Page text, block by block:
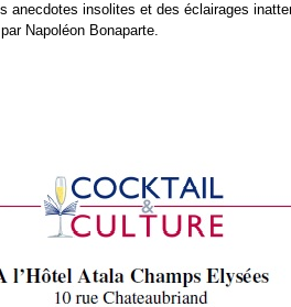
anecdotes insolites et des éclairages
Napoléon Bonaparte.